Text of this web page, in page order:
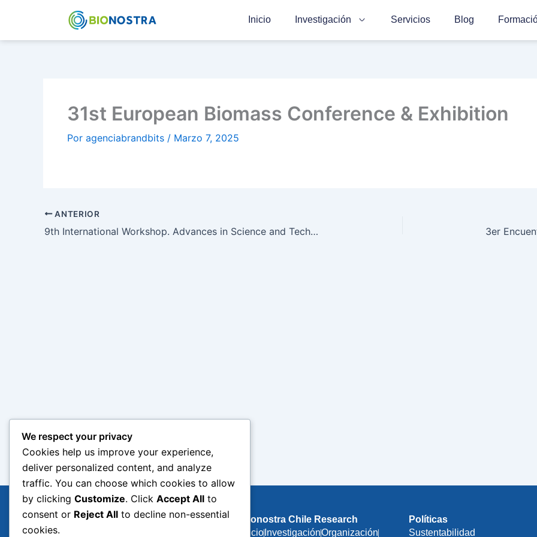
contenido
Inicio Investigación Servicios Blog
31st European Biomass Conference & Exhibition
Por agenciabrandbits / Marzo 7, 2025
ANTERIOR
9th International Workshop. Advances in Science and Technology of Bioresources
Bionostra Chile Research
Inicio InvestigaciónOrganización
Políticas
Sustentabilidad
We respect your privacy
Cookies help us improve your experience,
deliver personalized content, and analyze
traffic. You can choose which cookies to allow
by clicking Customize. Click Accept All to
consent or Reject All to decline non-essential
cookies.